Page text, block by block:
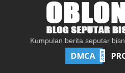
Kumpulan berita seputar